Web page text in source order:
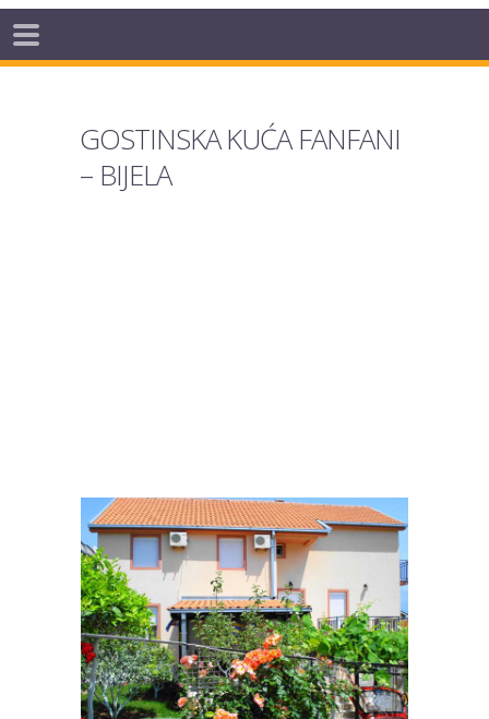
GOSTINSKA KUĆA FANFANI
– BIJELA